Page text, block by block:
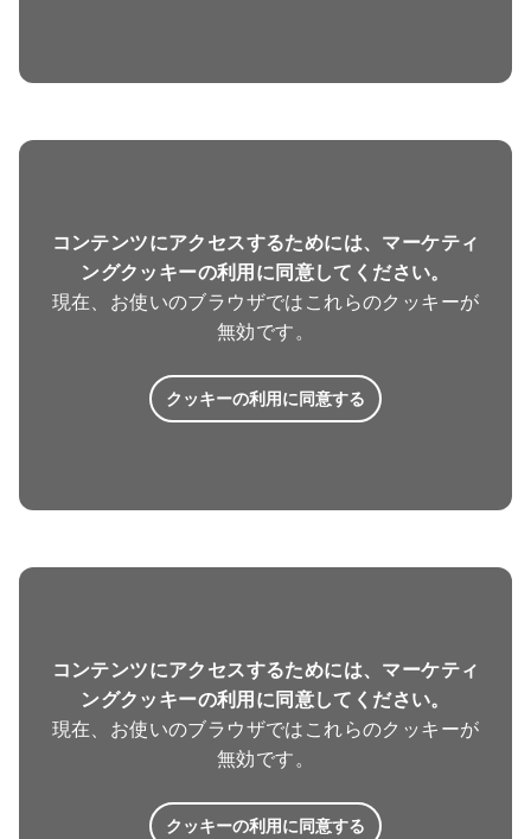
コンテンツにアクセスするためには、マーケティ
ングクッキーの利用に同意してください。
現在、お使いのブラウザではこれらのクッキーが
無効です。
クッキーの利用に同意する
コンテンツにアクセスするためには、マーケティ
ングクッキーの利用に同意してください。
現在、お使いのブラウザではこれらのクッキーが
無効です。
クッキーの利用に同意する